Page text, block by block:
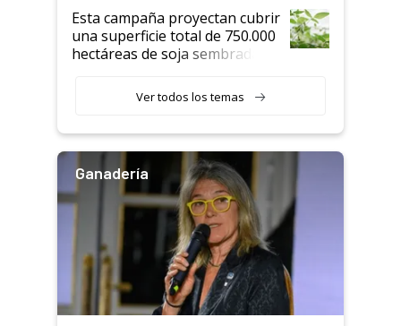
Esta campaña proyectan cubrir
una superficie total de 750.000
hectáreas de soja sembradas
variedades que marcan un
salto tecnológico en genética y
Ver todos los temas
Ganadería